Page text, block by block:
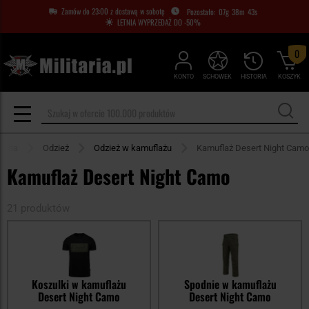
Zamów do 23:00 z dostawą w sobotę 07g 38m 43s
LETNIA WYPRZEDAŻ DO -50%
KONTO HISTORIA
SCHOWEK KOSZYK
0
Odzież Odzież w kamuflażu Kamuflaż Desert Night Camo
Kamuflaż Desert Night Camo
Koszulki w kamuflażu
Desert Night Camo
Spodnie w kamuflażu
Desert Night Camo